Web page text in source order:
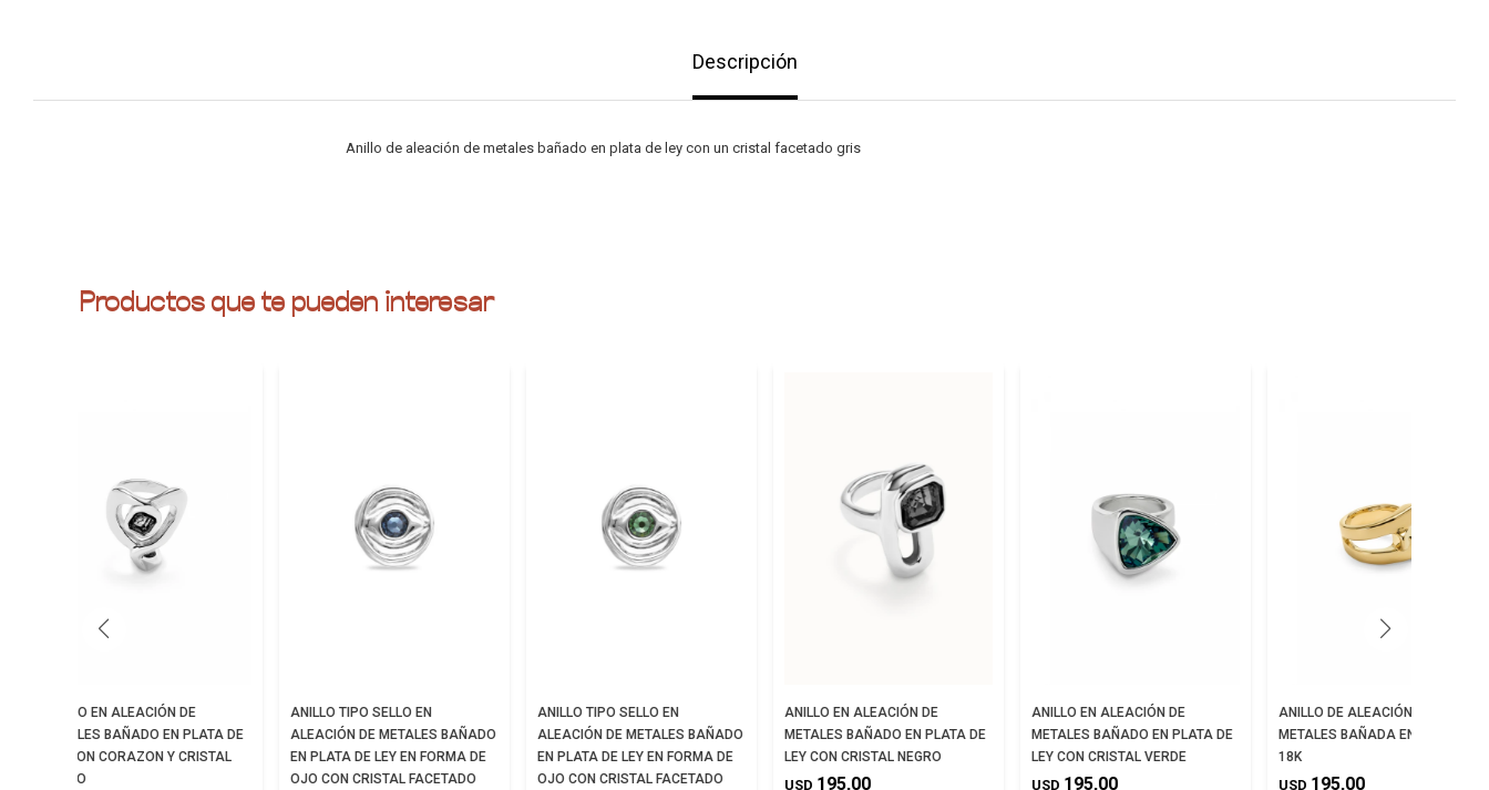
Descripción
Anillo de aleación de metales bañado en plata de ley con un cristal facetado gris
Productos que te pueden interesar
ANILLO EN ALEACIÓN DE
METALES BAÑADO EN PLATA DE
LEY CON CORAZON Y CRISTAL
NEGRO
ANILLO TIPO SELLO EN
ALEACIÓN DE METALES BAÑADO
EN PLATA DE LEY EN FORMA DE
OJO CON CRISTAL FACETADO
ANILLO TIPO SELLO EN
ALEACIÓN DE METALES BAÑADO
EN PLATA DE LEY EN FORMA DE
OJO CON CRISTAL FACETADO
ANILLO EN ALEACIÓN DE
METALES BAÑADO EN PLATA DE
LEY CON CRISTAL NEGRO
USD 195,00
ANILLO EN ALEACIÓN DE
METALES BAÑADO EN PLATA DE
LEY CON CRISTAL VERDE
USD 195,00
ANILLO DE ALEACIÓN DE
METALES BAÑADA EN ORO DE
18K
USD 195,00